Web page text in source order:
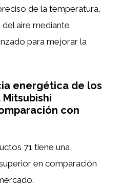
de la temperatura,
aire mediante
para mejorar la
energética de los
con
71 tiene una
en comparación